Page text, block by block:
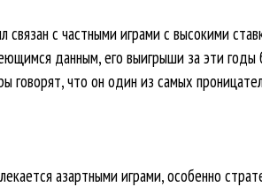
связан с частными играми с высокими
данным, его выигрыши за эти годы
говорят, что он один из самых
азартными играми, особенно